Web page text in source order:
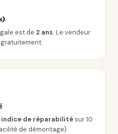
est de 2 ans. Le vendeur
indice de réparabilitésur 10
de démontage).